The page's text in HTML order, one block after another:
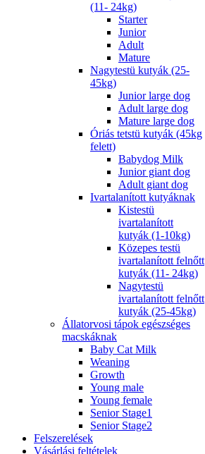
(11- 24kg)
Starter
Junior
Adult
Mature
Nagytestü kutyák (25-
45kg)
Junior large dog
Adult large dog
Mature large dog
Óriás tetstü kutyák (45kg
felett)
Babydog Milk
Junior giant dog
Adult giant dog
Ivartalanított kutyáknak
Kistestü
ivartalanított
kutyák (1-10kg)
Közepes testü
ivartalanított felnőtt
kutyák (11- 24kg)
Nagytestü
ivartalanított felnőtt
kutyák (25-45kg)
Állatorvosi tápok egészséges
macskáknak
Baby Cat Milk
Weaning
Growth
Young male
Young female
Senior Stage1
Senior Stage2
Felszerelések
Vásárlási feltételek